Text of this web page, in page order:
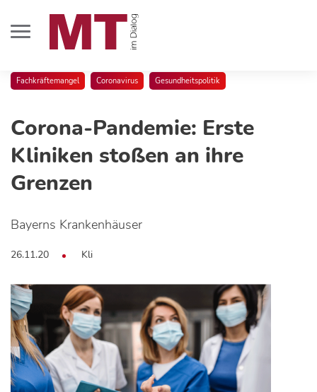
Fachkräftemangel Coronavirus Gesundheitspolitik
Corona-Pandemie: Erste
Kliniken stoßen an ihre
Grenzen
Bayerns Krankenhäuser
26.11.20 Kli